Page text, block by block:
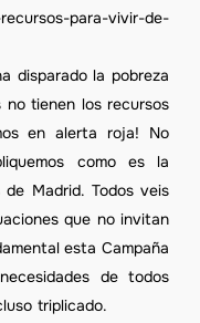
para-vivir-de-
disparado la pobreza
no tienen los recursos
en alerta roja! No
como es la
Madrid. Todos veis
que no invitan
esta Campaña
de todos
triplicado.